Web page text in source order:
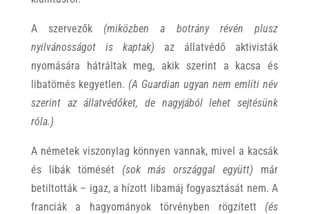
A szervezők (miközben a botrány révén plusz
nyilvánosságot is kaptak) az állatvédő aktivisták
nyomására hátráltak meg, akik szerint a kacsa és
libatömés kegyetlen. (A Guardian ugyan nem említi név
szerint az állatvédőket, de nagyjából lehet sejtésünk
róla.)
A németek viszonylag könnyen vannak, mivel a kacsák
és libák tömését (sok más országgal együtt) már
betiltották – igaz, a hízott libamáj fogyasztását nem. A
franciák a hagyományok törvényben rögzített (és